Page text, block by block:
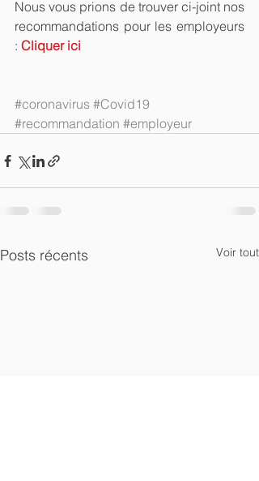
Nous vous prions de trouver ci-joint nos
recommandations pour les employeurs
: Cliquer ici
#coronavirus #Covid19
#recommandation #employeur
Posts récents Voir tout